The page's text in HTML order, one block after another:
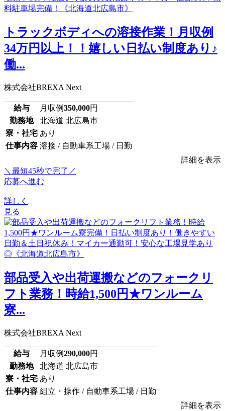
トラックボディへの溶接作業！月収例
34万円以上！！嬉しい日払い制度あり♪
働...
株式会社BREXA Next
給与 月収例350,000円
勤務地
北海道 北広島市
寮・社宅 あり
仕事内容 溶接 / 自動車系工場 / 日勤
詳細を表示
＼最短45秒で完了／
応募へ進む
詳しく
見る
部品受入や出荷運搬などのフォークリ
フト業務！時給1,500円★ワンルーム
寮...
株式会社BREXA Next
給与 月収例290,000円
勤務地
北海道 北広島市
寮・社宅 あり
仕事内容 組立・操作 / 自動車系工場 / 日勤
詳細を表示